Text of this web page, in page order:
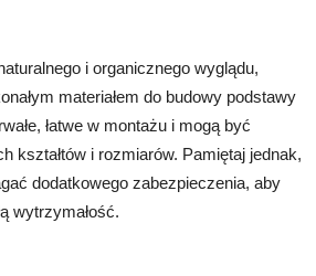
i organicznego wyglądu,
materiałem do budowy podstawy
łatwe w montażu i mogą być
kształtów i rozmiarów. Pamiętaj jednak,
dodatkowego zabezpieczenia, aby
wytrzymałość.